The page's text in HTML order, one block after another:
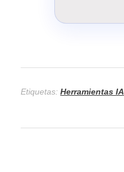
Etiquetas: Herramientas IA